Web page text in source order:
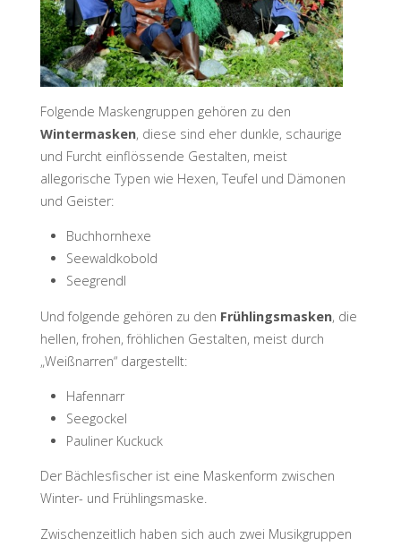
DRI
CHS
HAF
Folgende Maskengruppen gehören zu den
Wintermasken, diese sind eher dunkle, schaurige
und Furcht einflössende Gestalten, meist
allegorische Typen wie Hexen, Teufel und Dämonen
und Geister:
Buchhornhexe
Seewaldkobold
Seegrendl
Und folgende gehören zu den Frühlingsmasken, die
hellen, frohen, fröhlichen Gestalten, meist durch
„Weißnarren“ dargestellt:
Hafennarr
Seegockel
Pauliner Kuckuck
Der Bächlesfischer ist eine Maskenform zwischen
Winter- und Frühlingsmaske.
Zwischenzeitlich haben sich auch zwei Musikgruppen